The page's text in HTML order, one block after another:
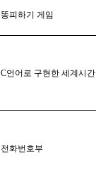
똥피하기 게임
C언어로 구현한 세계시간
전화번호부